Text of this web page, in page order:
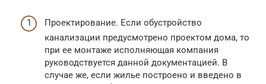
Проектирование. Если обустройство
канализации предусмотрено проектом дома, то
при ее монтаже исполняющая компания
руководствуется данной документацией. В
случае же, если жилье построено и введено в